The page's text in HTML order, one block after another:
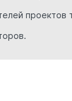
проектов